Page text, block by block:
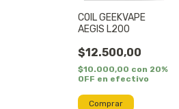
COIL GEEKVAPE
AEGIS L200
$12.500,00
$10.000,00 con 20%
OFF en efectivo